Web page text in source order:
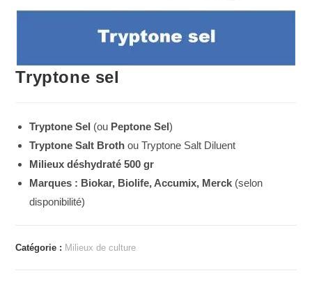
Tryptone sel
Tryptone Sel (ou Peptone Sel)
Tryptone Salt Brothou Tryptone Salt Diluent
Milieux déshydraté 500 gr
Marques : Biokar, Biolife, Accumix, Merck (selon
disponibilité)
Catégorie : Milieux de culture